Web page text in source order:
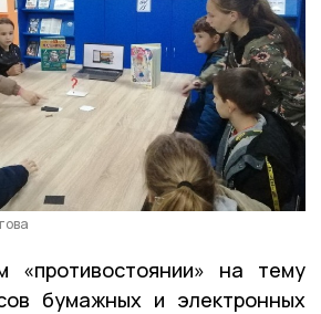
«противостоянии» на тему
бумажных и электронных